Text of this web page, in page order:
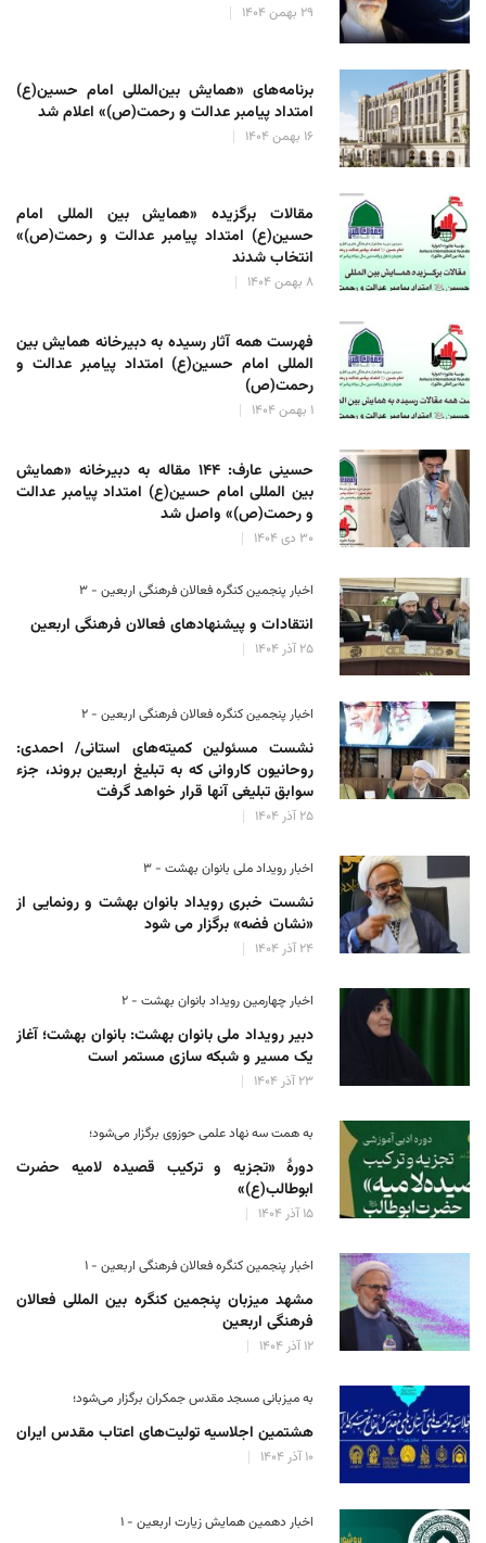
۲۹ بهمن ۱۴۰۴
برنامه‌های «همایش بین‌المللی امام حسین(ع)
امتداد پیامبر عدالت و رحمت(ص)» اعلام شد
۱۶ بهمن ۱۴۰۴
مقالات برگزیده «همایش بین المللی امام
حسین(ع) امتداد پیامبر عدالت و رحمت(ص)»
انتخاب شدند
۸ بهمن ۱۴۰۴
فهرست همه آثار رسیده به دبیرخانه همایش بین
المللی امام حسین(ع) امتداد پیامبر عدالت و
رحمت(ص)
۱ بهمن ۱۴۰۴
حسینی عارف: ۱۴۴ مقاله به دبیرخانه «همایش
بین المللی امام حسین(ع) امتداد پیامبر عدالت
و رحمت(ص)» واصل شد
۳۰ دی ۱۴۰۴
اخبار پنجمین کنگره فعالان فرهنگی اربعین - ۳
انتقادات و پیشنهادهای فعالان فرهنگی اربعین
۲۵ آذر ۱۴۰۴
اخبار پنجمین کنگره فعالان فرهنگی اربعین - ۲
نشست مسئولین کمیته‌های استانی/ احمدی:
روحانیون کاروانی که به تبلیغ اربعین بروند، جزء
سوابق تبلیغی آنها قرار خواهد گرفت
۲۵ آذر ۱۴۰۴
اخبار رویداد ملی بانوان بهشت - ۳
نشست خبری رویداد بانوان بهشت و رونمایی از
«نشان فضه» برگزار می شود
۲۴ آذر ۱۴۰۴
اخبار چهارمین رویداد بانوان بهشت - ۲
دبیر رویداد ملی بانوان بهشت: بانوان بهشت؛ آغاز
یک مسیر و شبکه سازی مستمر است
۲۳ آذر ۱۴۰۴
به همت سه نهاد علمی حوزوی برگزار می‌شود؛
دورهٔ «تجزیه و ترکیب قصیده لامیه حضرت
ابوطالب(ع)»
۱۵ آذر ۱۴۰۴
اخبار پنجمین کنگره فعالان فرهنگی اربعین - ۱
مشهد میزبان پنجمین کنگره بین المللی فعالان
فرهنگی اربعین
۱۲ آذر ۱۴۰۴
به میزبانی مسجد مقدس جمکران برگزار می‌شود؛
هشتمین اجلاسیه تولیت‌های اعتاب مقدس ایران
۱۰ آذر ۱۴۰۴
اخبار دهمین همایش زیارت اربعین - ۱